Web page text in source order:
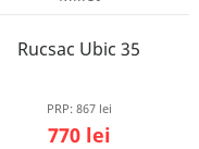
Rucsac Ubic 35
PRP: 867 lei
770 lei